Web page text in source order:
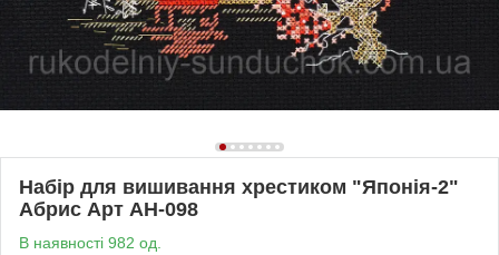
Набір для вишивання хрестиком "Японія-2"
Абрис Арт AH-098
В наявності 982 од.